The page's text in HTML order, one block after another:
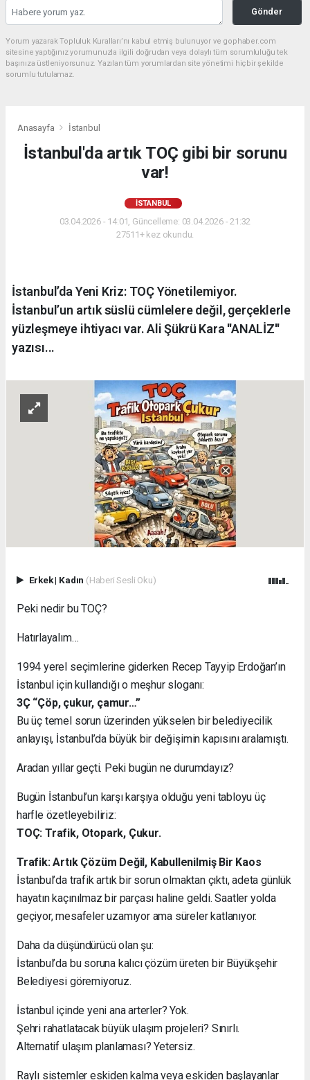
Gönder
Yorum yazarak Topluluk Kuralları’nı kabul etmiş bulunuyor ve gophaber.com
sitesine yaptığınız yorumunuzla ilgili doğrudan veya dolaylı tüm sorumluluğu tek
başınıza üstleniyorsunuz. Yazılan tüm yorumlardan site yönetimi hiçbir şekilde
sorumlu tutulamaz.
Anasayfa İstanbul
İstanbul'da artık TOÇ gibi bir sorunu
var!
İSTANBUL
03.04.2026 - 14:01, Güncelleme: 03.04.2026 - 21:32
27511+ kez okundu.
İstanbul’da Yeni Kriz: TOÇ Yönetilemiyor.
İstanbul’un artık süslü cümlelere değil, gerçeklerle
yüzleşmeye ihtiyacı var. Ali Şükrü Kara ''ANALİZ''
yazısı...
Erkek| Kadın (Haberi Sesli Oku)
Peki nedir bu TOÇ?
Hatırlayalım…
1994 yerel seçimlerine giderken Recep Tayyip Erdoğan’ın
İstanbul için kullandığı o meşhur sloganı:
3Ç “Çöp, çukur, çamur…”
Bu üç temel sorun üzerinden yükselen bir belediyecilik
anlayışı, İstanbul’da büyük bir değişimin kapısını aralamıştı.
Aradan yıllar geçti. Peki bugün ne durumdayız?
Bugün İstanbul’un karşı karşıya olduğu yeni tabloyu üç
harfle özetleyebiliriz:
TOÇ: Trafik, Otopark, Çukur.
Trafik: Artık Çözüm Değil, Kabullenilmiş Bir Kaos
İstanbul’da trafik artık bir sorun olmaktan çıktı, adeta günlük
hayatın kaçınılmaz bir parçası haline geldi. Saatler yolda
geçiyor, mesafeler uzamıyor ama süreler katlanıyor.
Daha da düşündürücü olan şu:
İstanbul’da bu soruna kalıcı çözüm üreten bir Büyükşehir
Belediyesi göremiyoruz.
İstanbul içinde yeni ana arterler? Yok.
Şehri rahatlatacak büyük ulaşım projeleri? Sınırlı.
Alternatif ulaşım planlaması? Yetersiz.
Raylı sistemler eskiden kalma veya eskiden başlayanlar